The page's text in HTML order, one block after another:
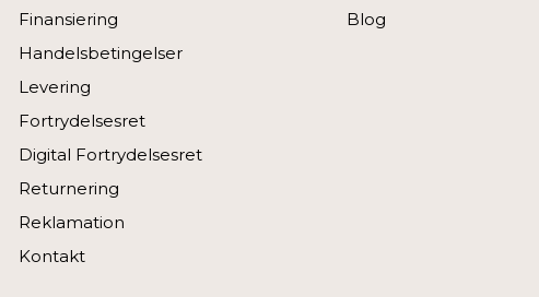
Finansiering
Handelsbetingelser
Levering
Fortrydelsesret
Digital Fortrydelsesret
Returnering
Reklamation
Kontakt
Blog